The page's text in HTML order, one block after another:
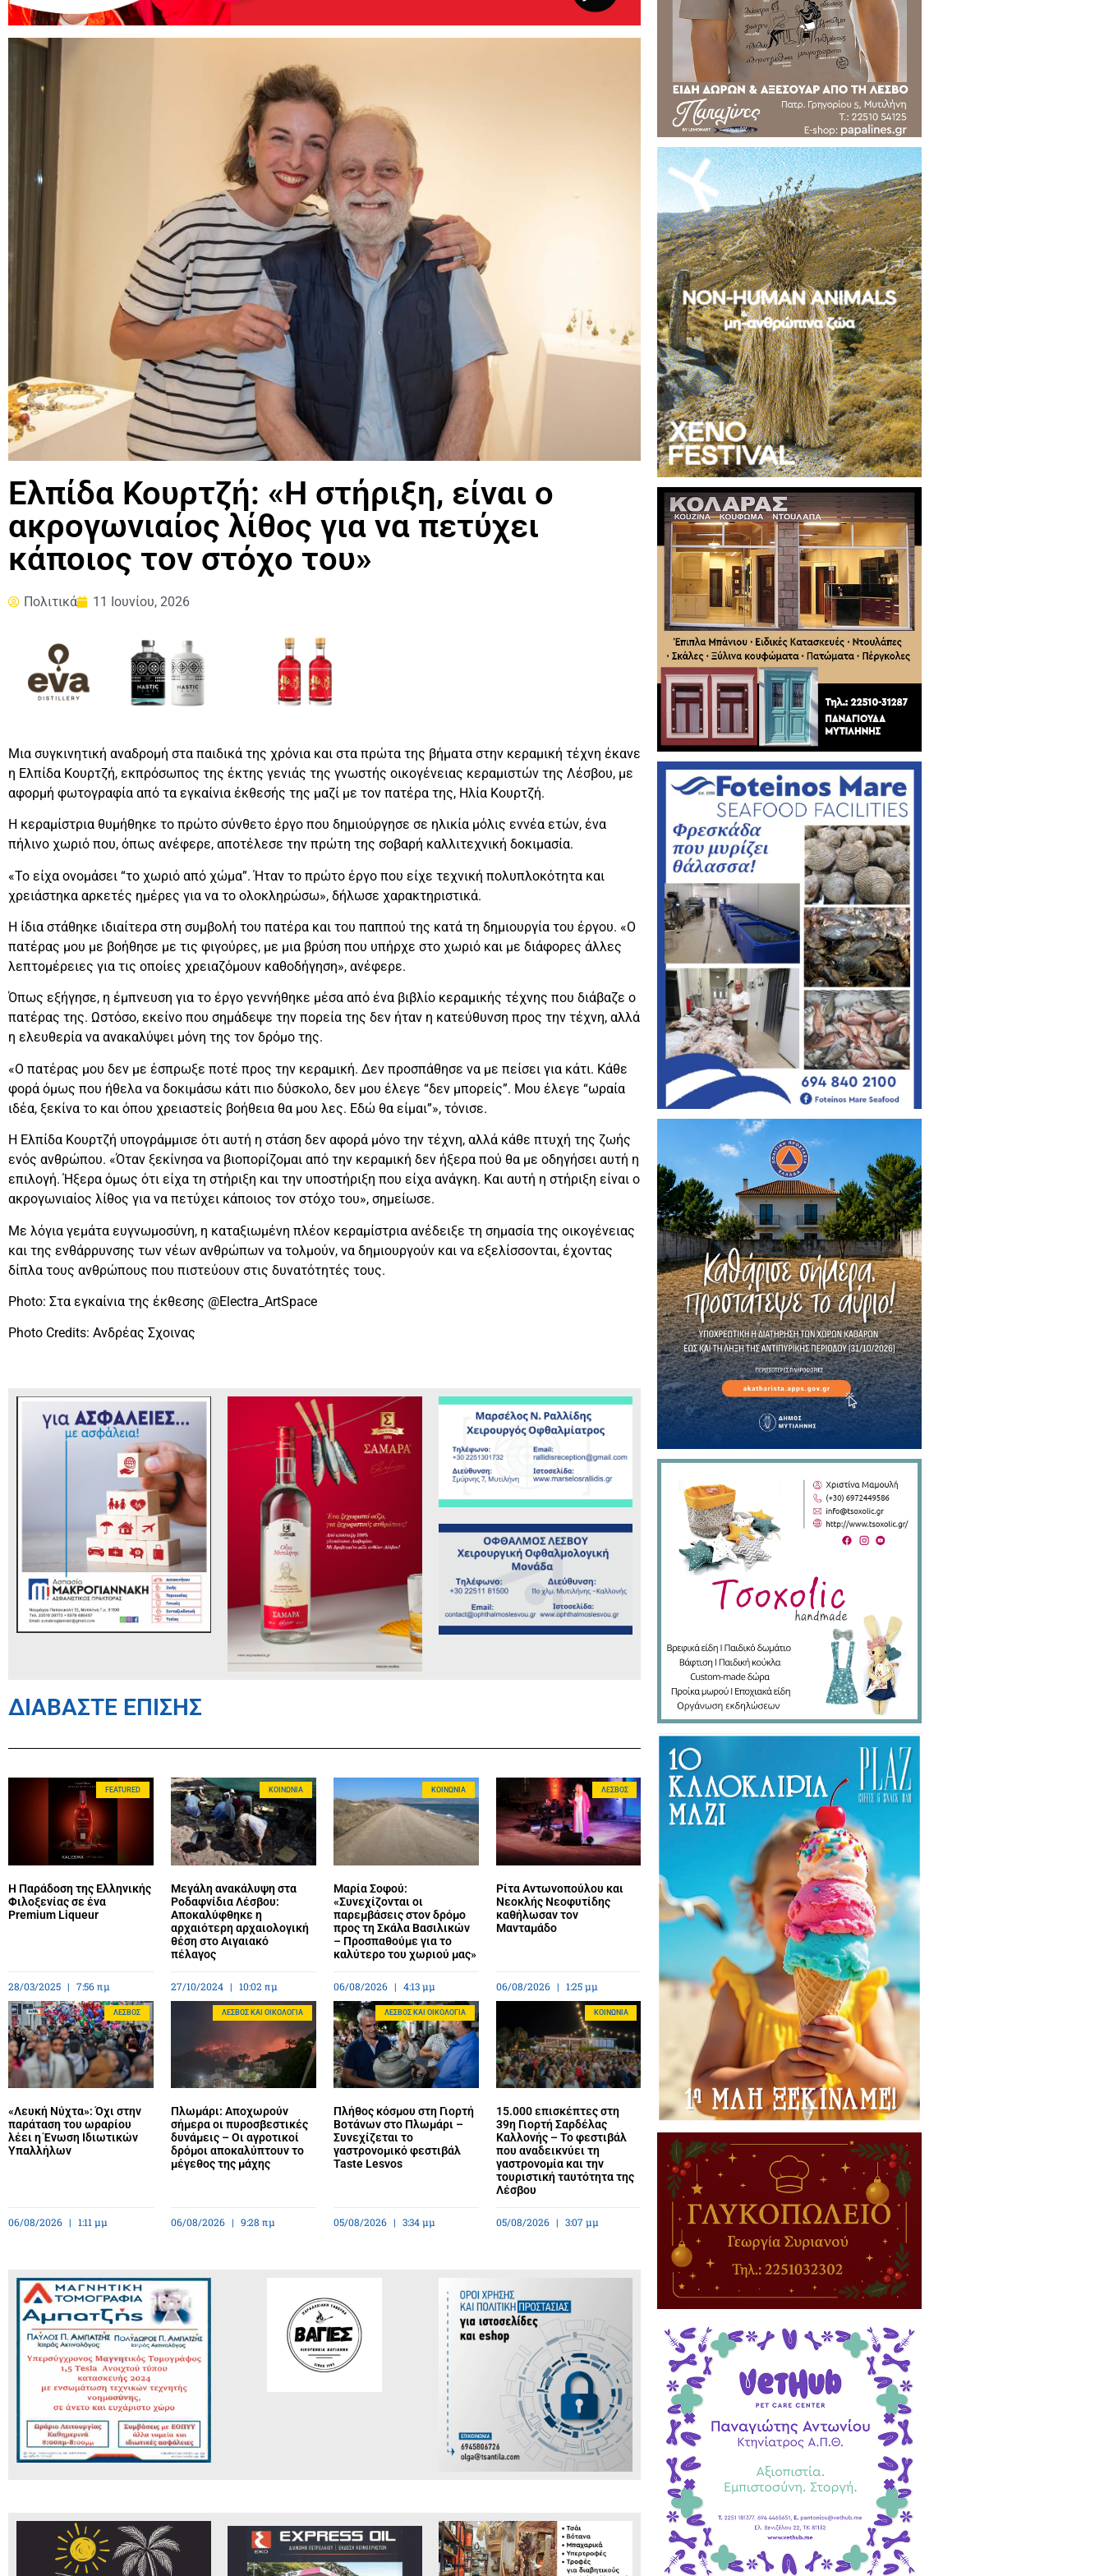
Ελπίδα Κουρτζή: «Η στήριξη, είναι ο
ακρογωνιαίος λίθος για να πετύχει
κάποιος τον στόχο του»
Πολιτικά 11 Ιουνίου, 2026
Μια συγκινητική αναδρομή στα παιδικά της χρόνια και στα πρώτα της βήματα στην κεραμική τέχνη έκανε
η Ελπίδα Κουρτζή, εκπρόσωπος της έκτης γενιάς της γνωστής οικογένειας κεραμιστών της Λέσβου, με
αφορμή φωτογραφία από τα εγκαίνια έκθεσής της μαζί με τον πατέρα της, Ηλία Κουρτζή.
Η κεραμίστρια θυμήθηκε το πρώτο σύνθετο έργο που δημιούργησε σε ηλικία μόλις εννέα ετών, ένα
πήλινο χωριό που, όπως ανέφερε, αποτέλεσε την πρώτη της σοβαρή καλλιτεχνική δοκιμασία.
«Το είχα ονομάσει “το χωριό από χώμα”. Ήταν το πρώτο έργο που είχε τεχνική πολυπλοκότητα και
χρειάστηκα αρκετές ημέρες για να το ολοκληρώσω», δήλωσε χαρακτηριστικά.
Η ίδια στάθηκε ιδιαίτερα στη συμβολή του πατέρα και του παππού της κατά τη δημιουργία του έργου. «Ο
πατέρας μου με βοήθησε με τις φιγούρες, με μια βρύση που υπήρχε στο χωριό και με διάφορες άλλες
λεπτομέρειες για τις οποίες χρειαζόμουν καθοδήγηση», ανέφερε.
Όπως εξήγησε, η έμπνευση για το έργο γεννήθηκε μέσα από ένα βιβλίο κεραμικής τέχνης που διάβαζε ο
πατέρας της. Ωστόσο, εκείνο που σημάδεψε την πορεία της δεν ήταν η κατεύθυνση προς την τέχνη, αλλά
η ελευθερία να ανακαλύψει μόνη της τον δρόμο της.
«Ο πατέρας μου δεν με έσπρωξε ποτέ προς την κεραμική. Δεν προσπάθησε να με πείσει για κάτι. Κάθε
φορά όμως που ήθελα να δοκιμάσω κάτι πιο δύσκολο, δεν μου έλεγε “δεν μπορείς”. Μου έλεγε “ωραία
ιδέα, ξεκίνα το και όπου χρειαστείς βοήθεια θα μου λες. Εδώ θα είμαι”», τόνισε.
Η Ελπίδα Κουρτζή υπογράμμισε ότι αυτή η στάση δεν αφορά μόνο την τέχνη, αλλά κάθε πτυχή της ζωής
ενός ανθρώπου. «Όταν ξεκίνησα να βιοπορίζομαι από την κεραμική δεν ήξερα πού θα με οδηγήσει αυτή η
επιλογή. Ήξερα όμως ότι είχα τη στήριξη και την υποστήριξη που είχα ανάγκη. Και αυτή η στήριξη είναι ο
ακρογωνιαίος λίθος για να πετύχει κάποιος τον στόχο του», σημείωσε.
Με λόγια γεμάτα ευγνωμοσύνη, η καταξιωμένη πλέον κεραμίστρια ανέδειξε τη σημασία της οικογένειας
και της ενθάρρυνσης των νέων ανθρώπων να τολμούν, να δημιουργούν και να εξελίσσονται, έχοντας
δίπλα τους ανθρώπους που πιστεύουν στις δυνατότητές τους.
Photo: Στα εγκαίνια της έκθεσης @Electra_ArtSpace
Photo Credits: Ανδρέας Σχοινας
ΔΙΑΒΑΣΤΕ ΕΠΙΣΗΣ
FEATURED
Η Παράδοση της Ελληνικής
Φιλοξενίας σε ένα
Premium Liqueur
28/03/2025 7:56 πμ
ΚΟΙΝΩΝΊΑ
Μεγάλη ανακάλυψη στα
Ροδαφνίδια Λέσβου:
Αποκαλύφθηκε η
αρχαιότερη αρχαιολογική
θέση στο Αιγαιακό
πέλαγος
27/10/2024 10:02 πμ
ΚΟΙΝΩΝΊΑ
Μαρία Σοφού:
«Συνεχίζονται οι
παρεμβάσεις στον δρόμο
προς τη Σκάλα Βασιλικών
– Προσπαθούμε για το
καλύτερο του χωριού μας»
06/08/2026 4:13 μμ
ΛΈΣΒΟΣ
Ρίτα Αντωνοπούλου και
Νεοκλής Νεοφυτίδης
καθήλωσαν τον
Μανταμάδο
06/08/2026 1:25 μμ
ΛΈΣΒΟΣ
«Λευκή Νύχτα»: Όχι στην
παράταση του ωραρίου
λέει η Ένωση Ιδιωτικών
Υπαλλήλων
06/08/2026 1:11 μμ
ΛΈΣΒΟΣ ΚΑΙ ΟΙΚΟΛΟΓΊΑ
Πλωμάρι: Αποχωρούν
σήμερα οι πυροσβεστικές
δυνάμεις – Οι αγροτικοί
δρόμοι αποκαλύπτουν το
μέγεθος της μάχης
06/08/2026 9:28 πμ
ΛΈΣΒΟΣ ΚΑΙ ΟΙΚΟΛΟΓΊΑ
Πλήθος κόσμου στη Γιορτή
Βοτάνων στο Πλωμάρι –
Συνεχίζεται το
γαστρονομικό φεστιβάλ
Taste Lesvos
05/08/2026 3:34 μμ
ΚΟΙΝΩΝΊΑ
15.000 επισκέπτες στη
39η Γιορτή Σαρδέλας
Καλλονής – Το φεστιβάλ
που αναδεικνύει τη
γαστρονομία και την
τουριστική ταυτότητα της
Λέσβου
05/08/2026 3:07 μμ